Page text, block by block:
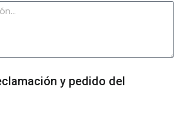
y pedido del